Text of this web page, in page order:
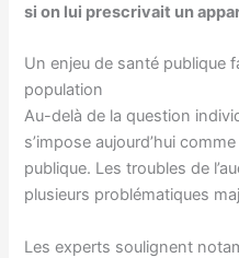
si on lui prescrivait un
Un enjeu de santé publique
population
Au-delà de la question
s’impose aujourd’hui
publique. Les troubles de
plusieurs problématiques
Les experts soulignent